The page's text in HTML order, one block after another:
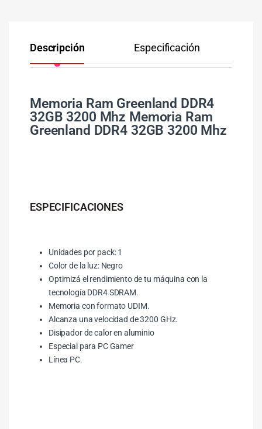
Descripción Especificación
Memoria Ram Greenland DDR4
32GB 3200 Mhz Memoria Ram
Greenland DDR4 32GB 3200 Mhz
ESPECIFICACIONES
Unidades por pack: 1
Color de la luz: Negro
Optimizá el rendimiento de tu máquina con la
tecnología DDR4 SDRAM.
Memoria con formato UDIM.
Alcanza una velocidad de 3200 GHz.
Disipador de calor en aluminio
Especial para PC Gamer
Línea PC.